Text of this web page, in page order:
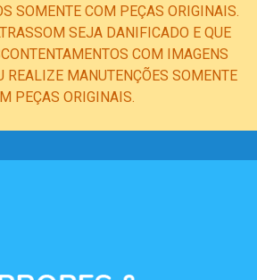
SOMENTE COM PEÇAS ORIGINAIS.
SEJA DANIFICADO E QUE
COM IMAGENS
REALIZE MANUTENÇÕES SOMENTE
PEÇAS ORIGINAIS.